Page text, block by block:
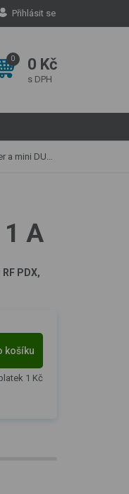
Přihlásit se
0 0 Kč
s DPH
14 V / 1 A
A
PDX,
košíku
1 Kč